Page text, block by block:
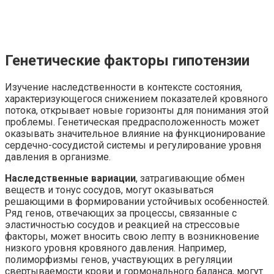
Генетические факторы гипотензии
Изучение наследственности в контексте состояния,
характеризующегося снижением показателей кровяного
потока, открывает новые горизонты для понимания этой
проблемы. Генетическая предрасположенность может
оказывать значительное влияние на функционирование
сердечно-сосудистой системы и регулирование уровня
давления в организме.
Наследственные вариации, затрагивающие обмен
веществ и тонус сосудов, могут оказываться
решающими в формировании устойчивых особенностей.
Ряд генов, отвечающих за процессы, связанные с
эластичностью сосудов и реакцией на стрессовые
факторы, может вносить свою лепту в возникновение
низкого уровня кровяного давления. Например,
полиморфизмы генов, участвующих в регуляции
свертываемости крови и гормонального баланса, могут